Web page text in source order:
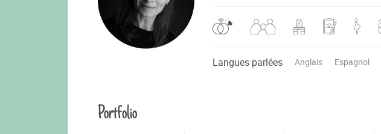
Langues parlées Anglais Espagnol
Portfolio